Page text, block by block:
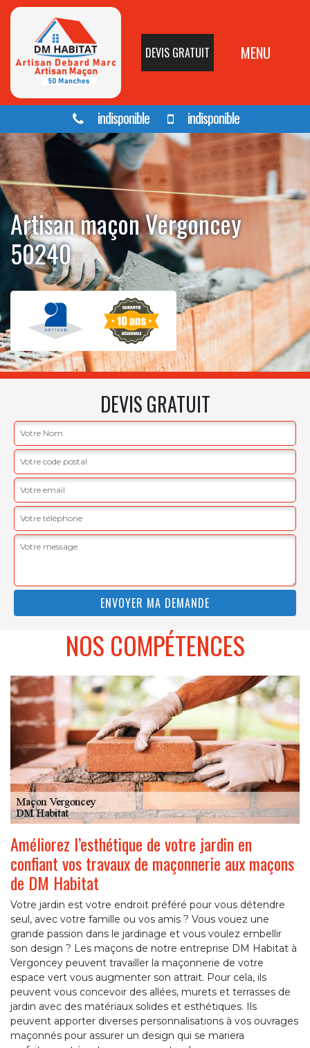
DEVIS GRATUIT MENU
indisponible indisponible
Artisan maçon Vergoncey
50240
DEVIS GRATUIT
NOS COMPÉTENCES
Améliorez l’esthétique de votre jardin en
confiant vos travaux de maçonnerie aux maçons
de DM Habitat
Votre jardin est votre endroit préféré pour vous détendre
seul, avec votre famille ou vos amis ? Vous vouez une
grande passion dans le jardinage et vous voulez embellir
son design ? Les maçons de notre entreprise DM Habitat à
Vergoncey peuvent travailler la maçonnerie de votre
espace vert vous augmenter son attrait. Pour cela, ils
peuvent vous concevoir des allées, murets et terrasses de
jardin avec des matériaux solides et esthétiques. Ils
peuvent apporter diverses personnalisations à vos ouvrages
maçonnés pour assurer un design qui se mariera